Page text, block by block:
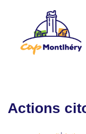
Actions